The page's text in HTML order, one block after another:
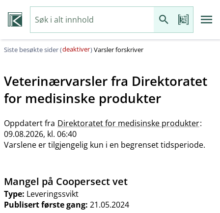
Siste besøkte sider (deaktiver)Varsler forskriver
Veterinærvarsler fra Direktoratet
for medisinske produkter
Oppdatert fra Direktoratet for medisinske produkter:
09.08.2026, kl. 06:40
Varslene er tilgjengelig kun i en begrenset tidsperiode.
Mangel på Coopersect vet
Type: Leveringssvikt
Publisert første gang: 21.05.2024